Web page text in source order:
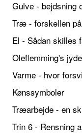
Gulve - bejdsning
Træ - forskellen
El - Sådan skilles
Oleflemming's
Varme - hvor
Kønssymboler
Træarbejde - en
Trin 6 - Rensning